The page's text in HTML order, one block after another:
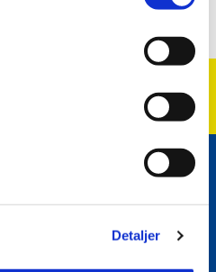
Detaljer
Twitter